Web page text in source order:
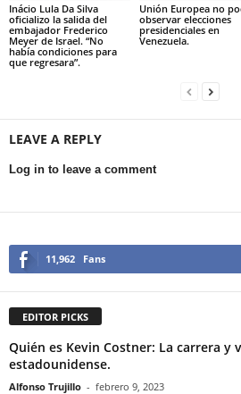
Inácio Lula Da Silva
oficializo la salida del
embajador Frederico
Meyer de Israel. “No
había condiciones para
que regresara”.
Unión Europea no
observar elecciones
presidenciales en
Venezuela.
LEAVE A REPLY
Log in to leave a comment
11,962 Fans
EDITOR PICKS
Quién es Kevin Costner: La carrera y
estadounidense.
Alfonso Trujillo - febrero 9, 2023